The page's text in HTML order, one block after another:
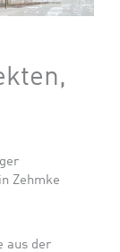
Zehmke
aus der